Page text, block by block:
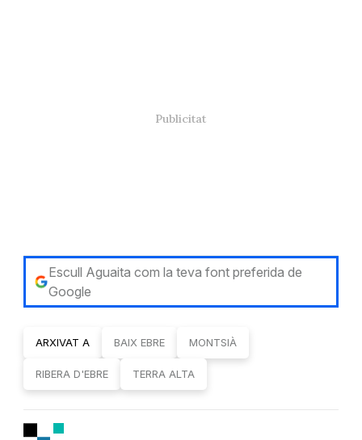
Escull Aguaita com la teva font preferida de
Google
ARXIVAT A BAIX EBRE MONTSIÀ
RIBERA D'EBRE TERRA ALTA